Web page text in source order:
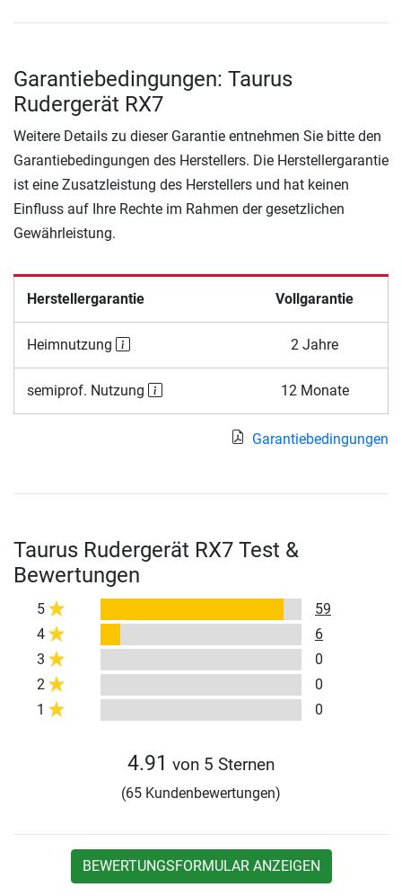
Garantiebedingungen: Taurus
Rudergerät RX7
Weitere Details zu dieser Garantie entnehmen Sie bitte den
Garantiebedingungen des Herstellers. Die Herstellergarantie
ist eine Zusatzleistung des Herstellers und hat keinen
Einfluss auf Ihre Rechte im Rahmen der gesetzlichen
Gewährleistung.
Herstellergarantie Vollgarantie
Heimnutzung 2 Jahre
semiprof. Nutzung 12 Monate
Garantiebedingungen
Taurus Rudergerät RX7 Test &
Bewertungen
5
59
4
6
3
0
2
0
1
0
4.91 von 5 Sternen
(65 Kundenbewertungen)
BEWERTUNGSFORMULAR ANZEIGEN